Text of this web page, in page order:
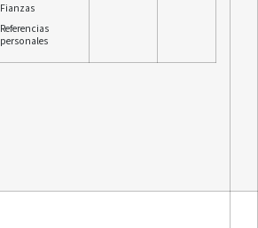
Fianzas
Referencias
personales